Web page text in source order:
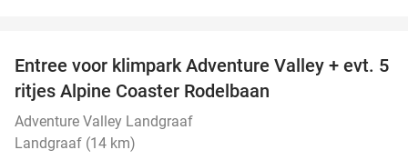
17%
Entree voor klimpark Adventure Valley + evt. 5
ritjes Alpine Coaster Rodelbaan
Adventure Valley Landgraaf
Landgraaf (14 km)